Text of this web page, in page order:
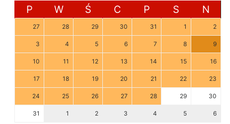
P W Ś C P S N
27 28 29 30 31 1 2
3 4 5 6 7 8 9
10 11 12 13 14 15 16
17 18 19 20 21 22 23
24 25 26 27 28 29 30
31 1 2 3 4 5 6